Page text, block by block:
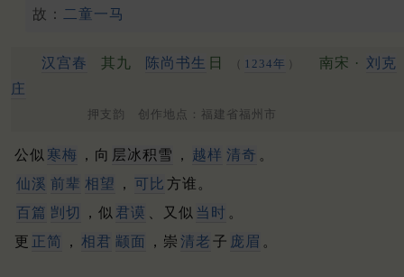
故： 二童一马
汉宫春 其九 陈尚书生 日 （ 1234年 ） 南宋 ·
刘克
庄
押支韵 创作地点：福建省福州市
公似 寒梅 ，向 层冰积雪 ， 越样 清奇 。
仙溪 前辈 相望 ， 可比 方谁。
百篇 剀切 ，似 君谟 、又似 当时 。
更 正简 ， 相君 颛面 ，崇 清老 子 庞眉 。